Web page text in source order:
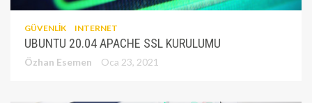
GÜVENLIK INTERNET
UBUNTU 20.04 APACHE SSL KURULUMU
Özhan Esemen Oca 23, 2021